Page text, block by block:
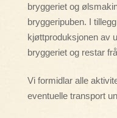
bryggeriet og
bryggeripuben. I
kjøttproduksjonen av
bryggeriet og restar
Vi formidlar alle
eventuelle transport